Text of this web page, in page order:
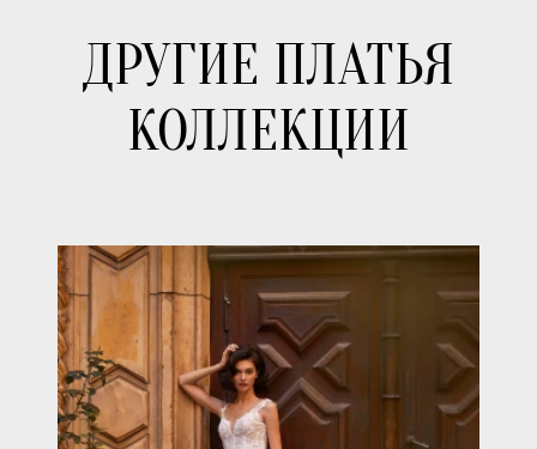
ДРУГИЕ ПЛАТЬЯ
КОЛЛЕКЦИИ